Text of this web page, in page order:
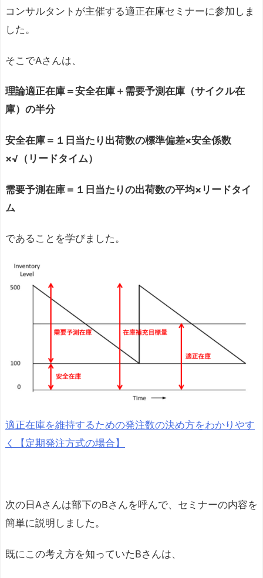
コンサルタントが主催する適正在庫セミナーに参加しま
した。
そこでAさんは、
理論適正在庫＝安全在庫＋需要予測在庫（サイクル在
庫）の半分
安全在庫＝１日当たり出荷数の標準偏差×安全係数
×√（リードタイム）
需要予測在庫＝１日当たりの出荷数の平均×リードタイ
ム
であることを学びました。
適正在庫を維持するための発注数の決め方をわかりやす
く【定期発注方式の場合】
次の日Aさんは部下のBさんを呼んで、セミナーの内容を
簡単に説明しました。
既にこの考え方を知っていたBさんは、